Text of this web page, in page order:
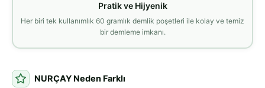
Pratik ve Hijyenik
Her biri tek kullanımlık 60 gramlık demlik poşetleri ile kolay ve temiz
bir demleme imkanı.
NURÇAY Neden Farklı